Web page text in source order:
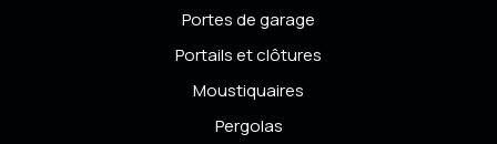
Portes de garage
Portails et clôtures
Moustiquaires
Pergolas